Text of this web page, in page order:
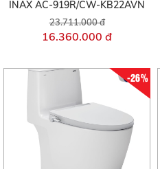
INAX AC-919R/CW-KB22AVN
23.711.000 đ
16.360.000 đ
-26%